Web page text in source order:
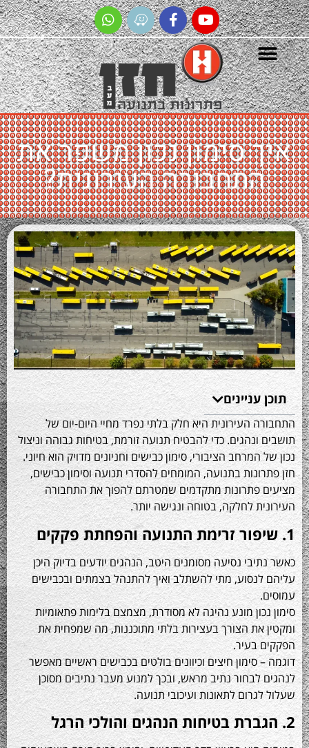
סימון נכון משפר את
העירונית?
העירונית היא חלק בלתי נפרד מחיי היום-יום של
כדי להבטיח תנועה זורמת, בטיחות גבוהה וניצול
הציבורי, סימון כבישים וחניונים מדויק הוא חיוני.
בתנועה, המומחים להסדרי תנועה וסימון כבישים,
פתרונות מתקדמים שמטרתם להפוך את התחבורה
לחלקה, בטוחה ונגישה יותר.
נסיעה מסומנים היטב, הנהגים יודעים בדיוק היכן
מתי להשתלב ואיך להתנהל בצמתים ובכבישים
מונע נהיגה לא מסודרת, מצמצם בלימות פתאומיות
את הצורך בעצירות בלתי מתוכננות, מה שמפחית את
בעיר.
סימון חיצים וכיוונים בולטים בכבישים ראשיים מאפשר
נתיב מראש, ובכך למנוע מעבר נתיבים מסוכן
לתאונות ועיכובי תנועה.